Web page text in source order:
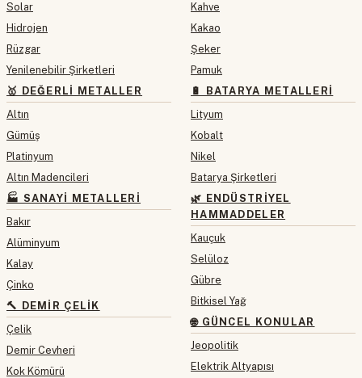
Solar
Hidrojen
Rüzgar
Yenilenebilir Şirketleri
🥇 DEĞERLI METALLER
Altın
Gümüş
Platinyum
Altın Madencileri
🏭 SANAYI METALLERI
Bakır
Alüminyum
Kalay
Çinko
🔨 DEMIR ÇELIK
Çelik
Demir Cevheri
Kok Kömürü
Kahve
Kakao
Şeker
Pamuk
🔋 BATARYA METALLERI
Lityum
Kobalt
Nikel
Batarya Şirketleri
🌿 ENDÜSTRIYEL
HAMMADDELER
Kauçuk
Selüloz
Gübre
Bitkisel Yağ
🌐 GÜNCEL KONULAR
Jeopolitik
Elektrik Altyapısı